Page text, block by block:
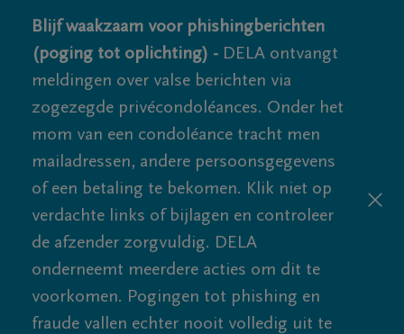
Blijf waakzaam voor phishingberichten
(poging tot oplichting) - DELA ontvangt
meldingen over valse berichten via
zogezegde privécondoléances. Onder het
mom van een condoléance tracht men
mailadressen, andere persoonsgegevens
of een betaling te bekomen. Klik niet op
verdachte links of bijlagen en controleer
de afzender zorgvuldig. DELA
onderneemt meerdere acties om dit te
voorkomen. Pogingen tot phishing en
fraude vallen echter nooit volledig uit te